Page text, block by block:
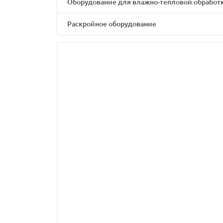
Оборудование для влажно-тепловой
Раскройное оборудование